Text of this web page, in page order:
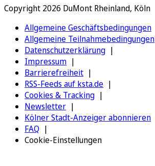
Copyright 2026 DuMont Rheinland, Köln
Allgemeine Geschäftsbedingungen
Allgemeine Teilnahmebedingungen
Datenschutzerklärung
Impressum
Barrierefreiheit
RSS-Feeds auf ksta.de
Cookies & Tracking
Newsletter
Kölner Stadt-Anzeiger abonnieren
FAQ
Cookie-Einstellungen